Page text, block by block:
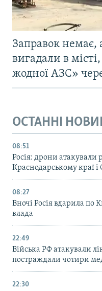
Заправок
вигадали в
жодної АЗС»
ОСТАННІ
08:51
Росія: дрони атакували
Краснодарському краї і
08:27
Вночі Росія вдарила по
влада
22:49
Війська РФ атакували
постраждали чотири
22:30